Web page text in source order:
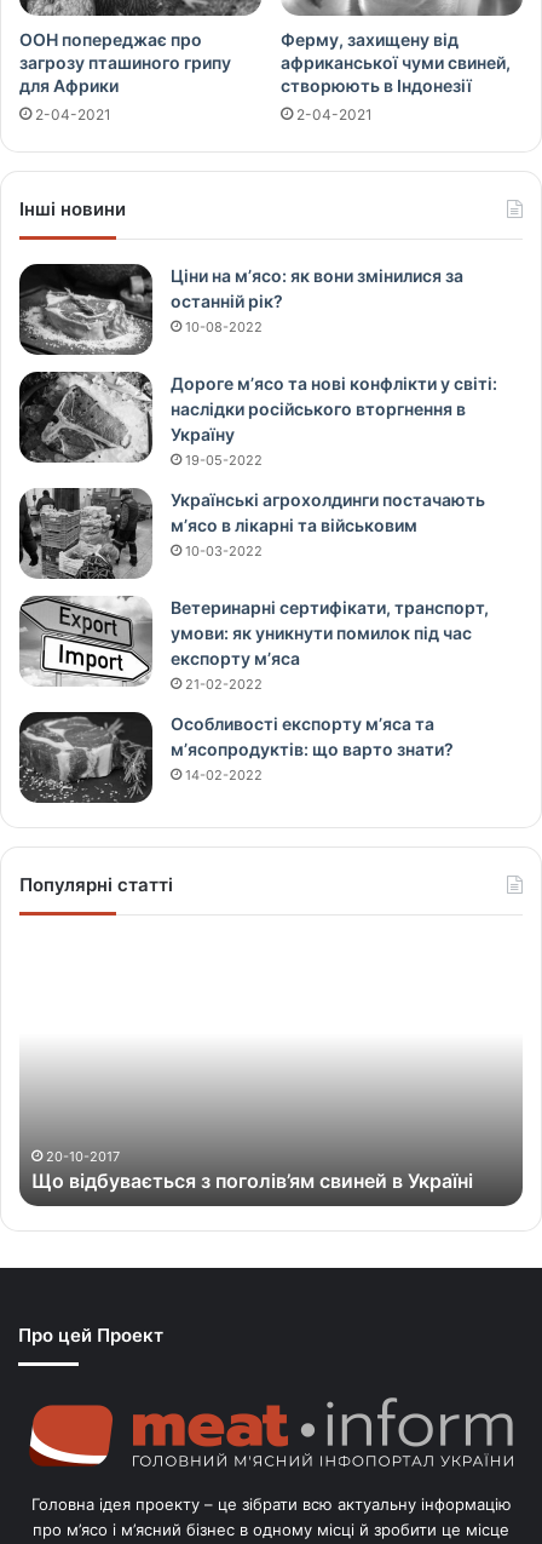
ООН попереджає про
загрозу пташиного грипу
для Африки
2-04-2021
Ферму, захищену від
африканської чуми свиней,
створюють в Індонезії
2-04-2021
Інші новини
Ціни на м’ясо: як вони змінилися за
останній рік?
10-08-2022
Дороге м’ясо та нові конфлікти у світі:
наслідки російського вторгнення в
Україну
19-05-2022
Українські агрохолдинги постачають
м’ясо в лікарні та військовим
10-03-2022
Ветеринарні сертифікати, транспорт,
умови: як уникнути помилок під час
експорту м’яса
21-02-2022
Особливості експорту м’яса та
м’ясопродуктів: що варто знати?
14-02-2022
Популярні статті
т
ь
п
о
20-10-2017
Що відбувається з поголів’ям свиней в Україні
Про цей Проект
Головна ідея проекту – це зібрати всю актуальну інформацію
про м’ясо і м’ясний бізнес в одному місці й зробити це місце